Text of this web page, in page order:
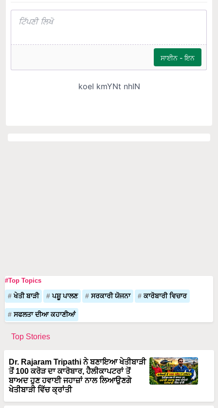
#Top Topics
ਖੇਤੀ ਬਾੜੀ ਪਸ਼ੂ ਪਾਲਣ ਸਰਕਾਰੀ ਯੋਜਨਾ ਕਾਰੋਬਾਰੀ ਵਿਚਾਰ
ਸਫਲਤਾ ਦੀਆ ਕਹਾਣੀਆਂ
Top Stories
Dr. Rajaram Tripathi ਨੇ ਬਣਾਇਆ ਖੇਤੀਬਾੜੀ
ਤੋਂ 100 ਕਰੋੜ ਦਾ ਕਾਰੋਬਾਰ, ਹੈਲੀਕਾਪਟਰਾਂ ਤੋਂ
ਬਾਅਦ ਹੁਣ ਹਵਾਈ ਜਹਾਜ਼ਾਂ ਨਾਲ ਲਿਆਉਣਗੇ
ਖੇਤੀਬਾੜੀ ਵਿੱਚ ਕ੍ਰਾਂਤੀ